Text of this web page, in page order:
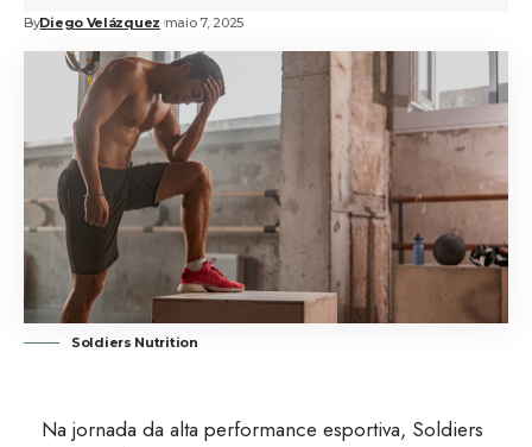
ByDiego Velázquez maio 7, 2025
Soldiers Nutrition
Na jornada da alta performance esportiva, Soldiers